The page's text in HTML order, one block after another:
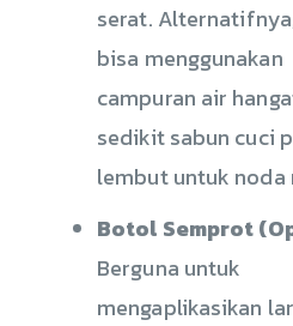
serat.
bisa menggunakan
campuran air
sedikit sabun cuci
lembut untuk noda
Botol Semprot
Berguna untuk
mengaplikasikan